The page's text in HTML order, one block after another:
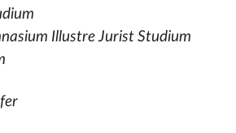
Illustre Jurist Studium